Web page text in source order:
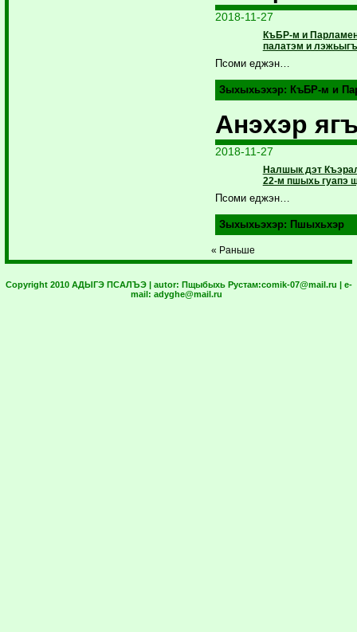
2018-11-27
КъБР-м и
палатэм и
Псоми еджэн…
Зыхыхьэхэр: КъБР-м и
Анэхэр
2018-11-27
Налшык дэт
22-м пшыхь гуапэ
Псоми еджэн…
Зыхыхьэхэр: Пшыхьхэр
« Раньше
Copyright 2010 АДЫГЭ ПСАЛЪЭ | autor: Пщыбыхь Рустам:comik-07@mail.ru | e-
mail: adyghe@mail.ru